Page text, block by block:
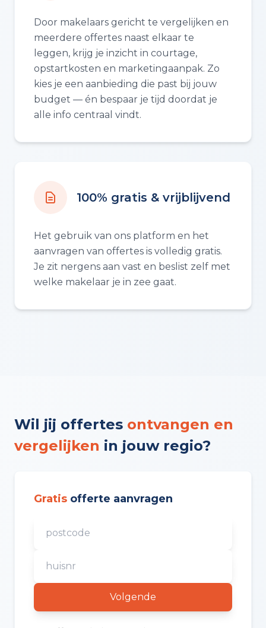
Door makelaars gericht te vergelijken en
meerdere offertes naast elkaar te
leggen, krijg je inzicht in courtage,
opstartkosten en marketingaanpak. Zo
kies je een aanbieding die past bij jouw
budget — én bespaar je tijd doordat je
alle info centraal vindt.
100% gratis & vrijblijvend
Het gebruik van ons platform en het
aanvragen van offertes is volledig gratis.
Je zit nergens aan vast en beslist zelf met
welke makelaar je in zee gaat.
Wil jij offertes ontvangen en
vergelijken in jouw regio?
Gratis offerte aanvragen
Volgende